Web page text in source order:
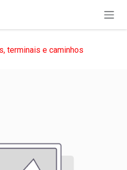
terminais e caminhos